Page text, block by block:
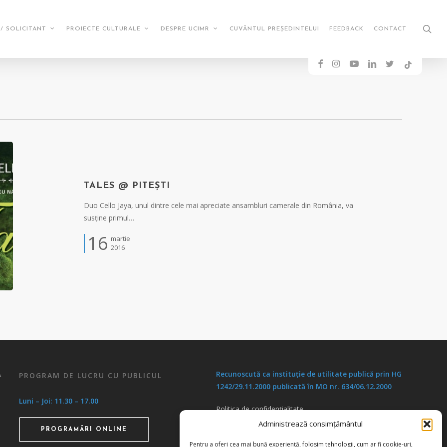
Administrează consimțământul
Pentru a oferi cea mai bună experiență, folosim tehnologii, cum ar fi cookie-uri,
SOLICITANT PROIECTE CULTURALE DESPRE UCIMR CUVÂNTUL PREȘEDINTELUI FEEDBACK CONTACT
FACEBOOK
INSTAGRAMYOUTUBELINKEDINTWITTERTIKTOK
TALES @ PITEȘTI
Duo Cello Jaya, unul dintre cele mai apreciate ansambluri camerale din România, va
susține primul…
16 martie
2016
PROGRAM DE LUCRU CU PUBLICUL
Luni – Joi: 11.30 – 17.00
PROGRAMĂRI ONLINE
Recunoscută ca instituţie de utilitate publică prin HG
1242/29.11.2000 publicată în MO nr. 634/06.12.2000
Politica de confidențialitate
Politica de cookies